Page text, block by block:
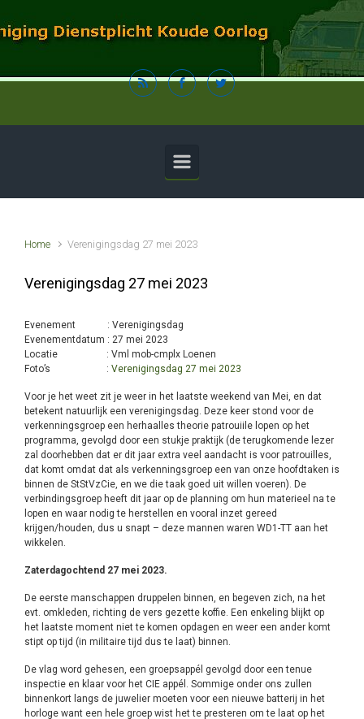
Home Verenigingsdag 27 mei 2023
Verenigingsdag 27 mei 2023
Evenement : Verenigingsdag
Evenementdatum : 27 mei 2023
Locatie : Vml mob-cmplx Loenen
Foto’s : Verenigingsdag 27 mei 2023
Voor je het weet zit je weer in het laatste weekend van Mei, en dat
betekent natuurlijk een verenigingsdag. Deze keer stond voor de
verkenningsgroep een herhaalles theorie patrouiile lopen op het
programma, gevolgd door een stukje praktijk (de terugkomende lezer
zal doorhebben dat er dit jaar extra veel aandacht is voor patrouilles,
dat komt omdat dat als verkenningsgroep een van onze hoofdtaken is
binnen de StStVzCie, en we die taak goed uit willen voeren). De
verbindingsgroep heeft dit jaar op de planning om hun materieel na te
lopen en waar nodig te herstellen en vooral inzet gereed
krijgen/houden, dus u snapt – deze mannen waren WD1-TT aan het
wikkelen.
Zaterdagochtend 27 mei 2023.
De eerste manschappen druppelen binnen, en begeven zich, na het
evt. omkleden, richting de vers gezette koffie. Een enkeling blijkt op
het laatste moment niet te komen opdagen en weer een ander komt
stipt op tijd (in militaire tijd dus te laat) binnen.
De vlag word gehesen, een groepsappél gevolgd door een tenue
inspectie en klaar voor het CIE appél. Sommige onder ons zullen
binnenkort langs de juwelier moeten voor een nieuwe batterij in het
horloge want een hele groep wist het te presteren om te laat op het